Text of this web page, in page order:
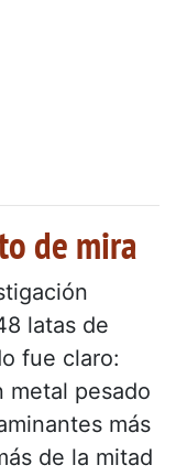
de mira
latas de
fue claro:
metal pesado
más
de la mitad